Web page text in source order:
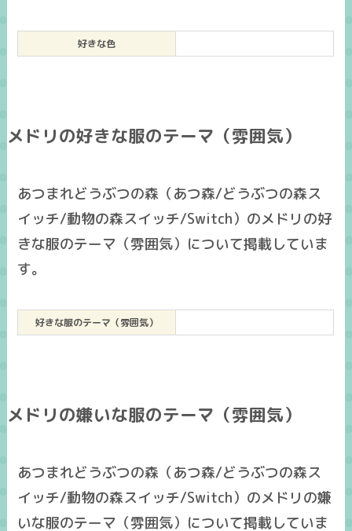
好きな色
メドリの好きな服のテーマ（雰囲気）
あつまれどうぶつの森（あつ森/どうぶつの森ス
イッチ/動物の森スイッチ/Switch）のメドリの好
きな服のテーマ（雰囲気）について掲載していま
す。
好きな服のテーマ（雰囲気）
メドリの嫌いな服のテーマ（雰囲気）
あつまれどうぶつの森（あつ森/どうぶつの森ス
イッチ/動物の森スイッチ/Switch）のメドリの嫌
いな服のテーマ（雰囲気）について掲載していま